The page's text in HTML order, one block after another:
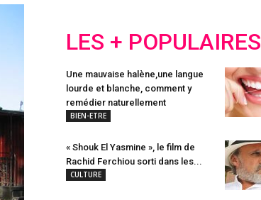
LES + POPULAIRES
Une mauvaise halène,une langue
lourde et blanche, comment y
remédier naturellement
BIEN-ETRE
« Shouk El Yasmine », le film de
Rachid Ferchiou sorti dans les...
CULTURE